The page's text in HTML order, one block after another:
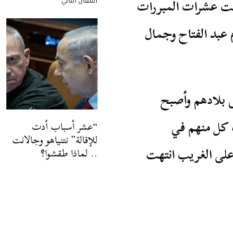
المقال التالي
“عشر أسباب أدت
للإقالة” نتنياهو وجالانت
.. لماذا طقشوا؟
عشرات المبررات
عبد الفتاح وجمال
بلادهم وأصبح
كل منهم في
الغريب انتهت